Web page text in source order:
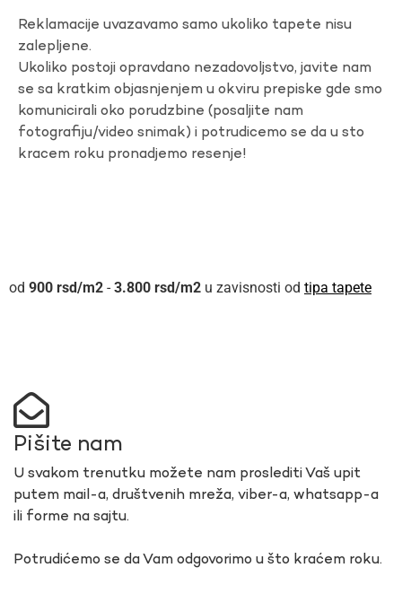
Reklamacije uvazavamo samo ukoliko tapete nisu
zalepljene.
Ukoliko postoji opravdano nezadovoljstvo, javite nam
se sa kratkim objasnjenjem u okviru prepiske gde smo
komunicirali oko porudzbine (posaljite nam
fotografiju/video snimak) i potrudicemo se da u sto
kracem roku pronadjemo resenje!
900 rsd - 3.800 rsd u zavisnosti od tipa tapete
Pišite nam
U svakom trenutku možete nam proslediti Vaš upit
putem mail-a, društvenih mreža, viber-a, whatsapp-a
ili forme na sajtu.
Potrudićemo se da Vam odgovorimo u što kraćem roku.